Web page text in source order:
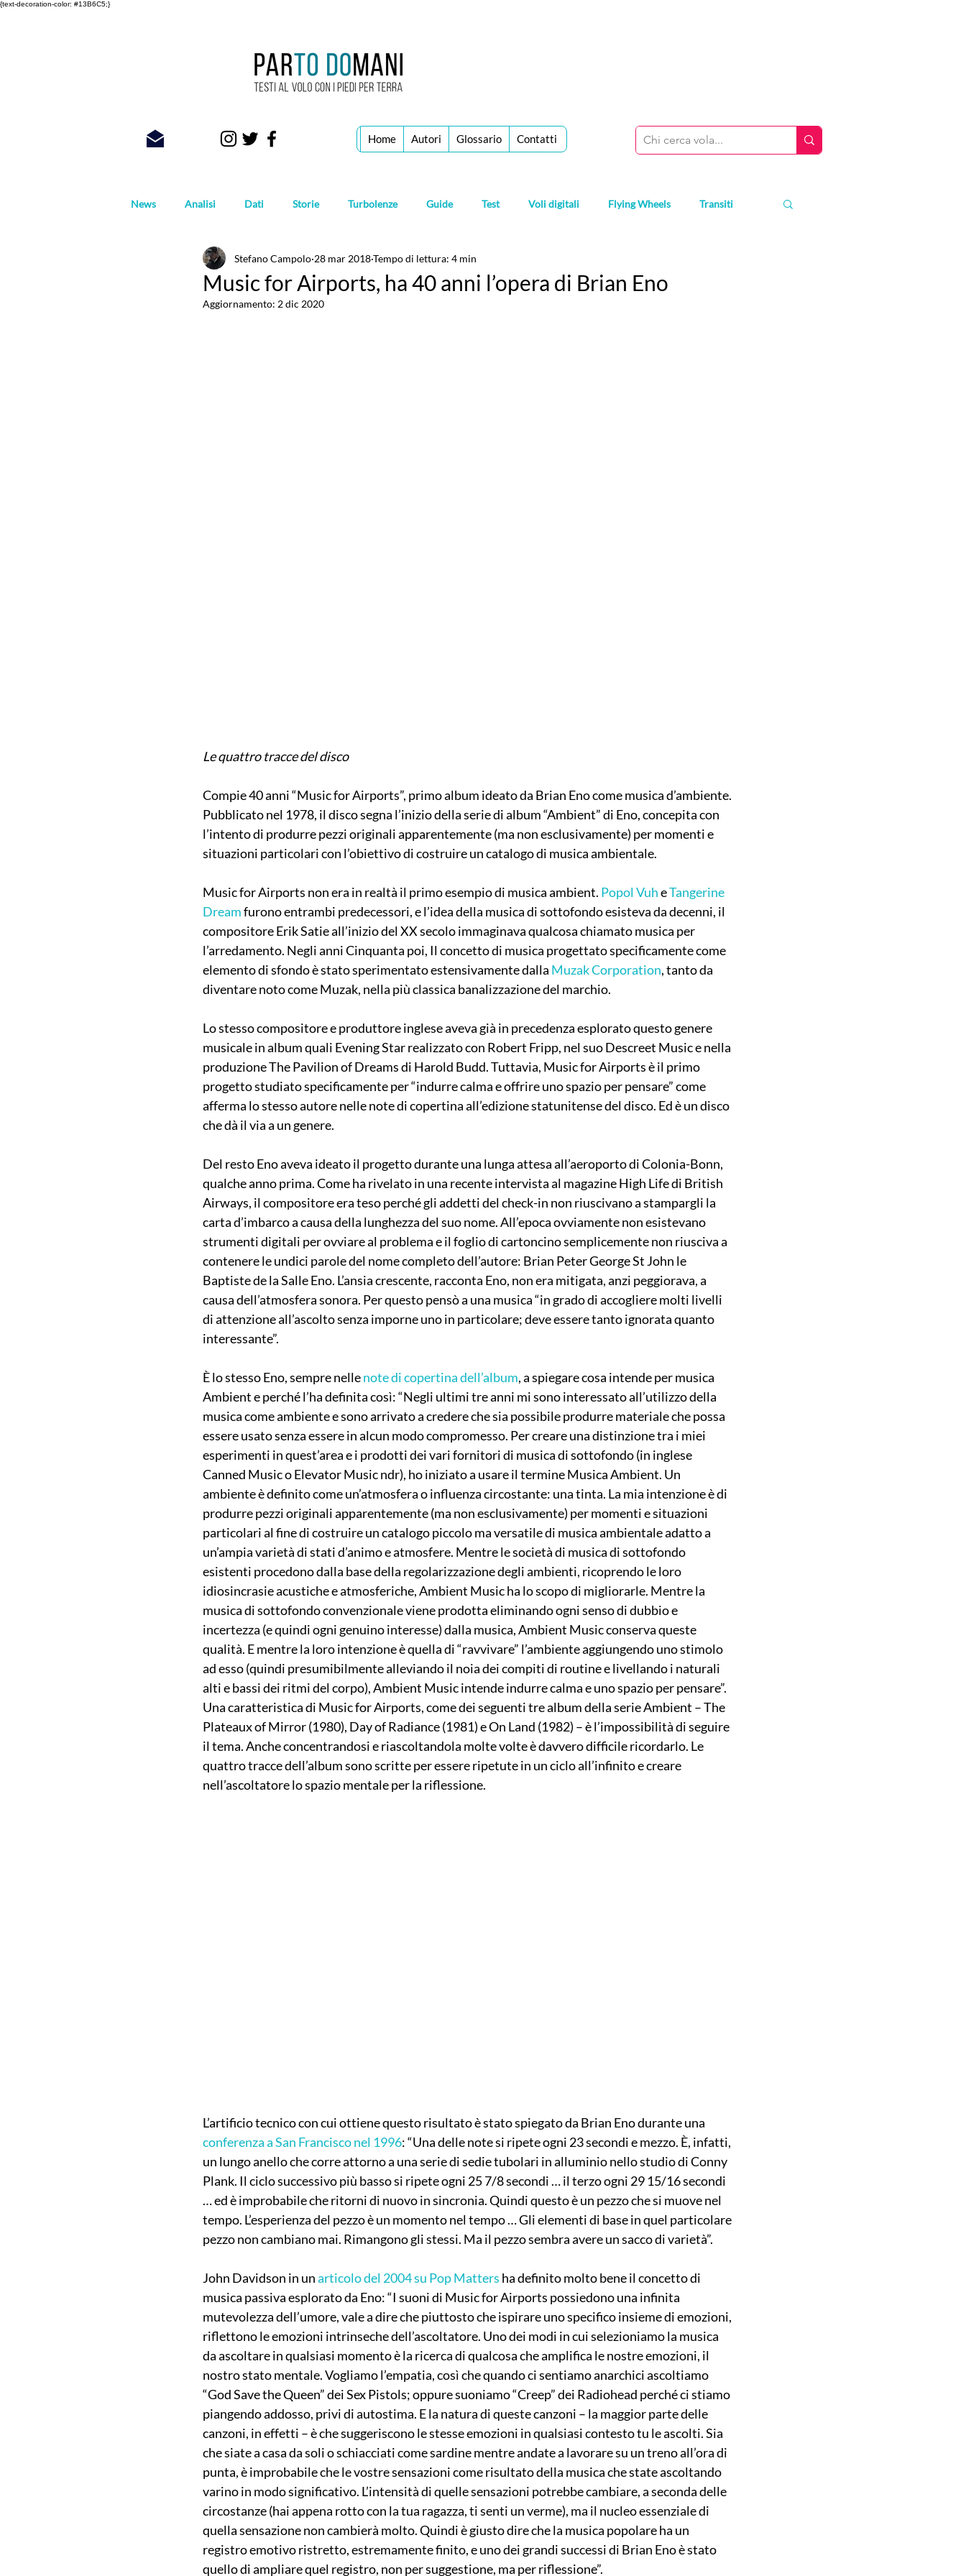
{text-decoration-color: #13B6C5;}
Home Autori Glossario Contatti
News Analisi Dati Storie Turbolenze Guide Test Voli digitali Flying Wheels Transiti
Music for Airports, ha 40 anni l’opera di Brian Eno
Stefano Campolo 28 mar 2018Tempo di lettura: 4 min
Aggiornamento: 2 dic 2020
Le quattro tracce del disco
Compie 40 anni “Music for Airports”, primo album ideato da Brian Eno come musica d’ambiente.
Pubblicato nel 1978, il disco segna l’inizio della serie di album “Ambient” di Eno, concepita con
l’intento di produrre pezzi originali apparentemente (ma non esclusivamente) per momenti e
situazioni particolari con l’obiettivo di costruire un catalogo di musica ambientale.
Music for Airports non era in realtà il primo esempio di musica ambient. Popol Vuh e Tangerine
Dream furono entrambi predecessori, e l’idea della musica di sottofondo esisteva da decenni, il
compositore Erik Satie all’inizio del XX secolo immaginava qualcosa chiamato musica per
l’arredamento. Negli anni Cinquanta poi, Il concetto di musica progettato specificamente come
elemento di sfondo è stato sperimentato estensivamente dalla Muzak Corporation, tanto da
diventare noto come Muzak, nella più classica banalizzazione del marchio.
Lo stesso compositore e produttore inglese aveva già in precedenza esplorato questo genere
musicale in album quali Evening Star realizzato con Robert Fripp, nel suo Descreet Music e nella
produzione The Pavilion of Dreams di Harold Budd. Tuttavia, Music for Airports è il primo
progetto studiato specificamente per “indurre calma e offrire uno spazio per pensare” come
afferma lo stesso autore nelle note di copertina all’edizione statunitense del disco. Ed è un disco
che dà il via a un genere.
Del resto Eno aveva ideato il progetto durante una lunga attesa all’aeroporto di Colonia-Bonn,
qualche anno prima. Come ha rivelato in una recente intervista al magazine High Life di British
Airways, il compositore era teso perché gli addetti del check-in non riuscivano a stampargli la
carta d’imbarco a causa della lunghezza del suo nome. All’epoca ovviamente non esistevano
strumenti digitali per ovviare al problema e il foglio di cartoncino semplicemente non riusciva a
contenere le undici parole del nome completo dell’autore: Brian Peter George St John le
Baptiste de la Salle Eno. L’ansia crescente, racconta Eno, non era mitigata, anzi peggiorava, a
causa dell’atmosfera sonora. Per questo pensò a una musica “in grado di accogliere molti livelli
di attenzione all’ascolto senza imporne uno in particolare; deve essere tanto ignorata quanto
interessante”.
È lo stesso Eno, sempre nelle note di copertina dell’album, a spiegare cosa intende per musica
Ambient e perché l’ha definita così: “Negli ultimi tre anni mi sono interessato all’utilizzo della
musica come ambiente e sono arrivato a credere che sia possibile produrre materiale che possa
essere usato senza essere in alcun modo compromesso. Per creare una distinzione tra i miei
esperimenti in quest’area e i prodotti dei vari fornitori di musica di sottofondo (in inglese
Canned Music o Elevator Music ndr), ho iniziato a usare il termine Musica Ambient. Un
ambiente è definito come un’atmosfera o influenza circostante: una tinta. La mia intenzione è di
produrre pezzi originali apparentemente (ma non esclusivamente) per momenti e situazioni
particolari al fine di costruire un catalogo piccolo ma versatile di musica ambientale adatto a
un’ampia varietà di stati d’animo e atmosfere. Mentre le società di musica di sottofondo
esistenti procedono dalla base della regolarizzazione degli ambienti, ricoprendo le loro
idiosincrasie acustiche e atmosferiche, Ambient Music ha lo scopo di migliorarle. Mentre la
musica di sottofondo convenzionale viene prodotta eliminando ogni senso di dubbio e
incertezza (e quindi ogni genuino interesse) dalla musica, Ambient Music conserva queste
qualità. E mentre la loro intenzione è quella di “ravvivare” l’ambiente aggiungendo uno stimolo
ad esso (quindi presumibilmente alleviando il noia dei compiti di routine e livellando i naturali
alti e bassi dei ritmi del corpo), Ambient Music intende indurre calma e uno spazio per pensare”.
Una caratteristica di Music for Airports, come dei seguenti tre album della serie Ambient – The
Plateaux of Mirror (1980), Day of Radiance (1981) e On Land (1982) – è l’impossibilità di seguire
il tema. Anche concentrandosi e riascoltandola molte volte è davvero difficile ricordarlo. Le
quattro tracce dell’album sono scritte per essere ripetute in un ciclo all’infinito e creare
nell’ascoltatore lo spazio mentale per la riflessione.
L’artificio tecnico con cui ottiene questo risultato è stato spiegato da Brian Eno durante una
conferenza a San Francisco nel 1996: “Una delle note si ripete ogni 23 secondi e mezzo. È, infatti,
un lungo anello che corre attorno a una serie di sedie tubolari in alluminio nello studio di Conny
Plank. Il ciclo successivo più basso si ripete ogni 25 7/8 secondi … il terzo ogni 29 15/16 secondi
… ed è improbabile che ritorni di nuovo in sincronia. Quindi questo è un pezzo che si muove nel
tempo. L’esperienza del pezzo è un momento nel tempo … Gli elementi di base in quel particolare
pezzo non cambiano mai. Rimangono gli stessi. Ma il pezzo sembra avere un sacco di varietà”.
John Davidson in un articolo del 2004 su Pop Matters ha definito molto bene il concetto di
musica passiva esplorato da Eno: “I suoni di Music for Airports possiedono una infinita
mutevolezza dell’umore, vale a dire che piuttosto che ispirare uno specifico insieme di emozioni,
riflettono le emozioni intrinseche dell’ascoltatore. Uno dei modi in cui selezioniamo la musica
da ascoltare in qualsiasi momento è la ricerca di qualcosa che amplifica le nostre emozioni, il
nostro stato mentale. Vogliamo l’empatia, così che quando ci sentiamo anarchici ascoltiamo
“God Save the Queen” dei Sex Pistols; oppure suoniamo “Creep” dei Radiohead perché ci stiamo
piangendo addosso, privi di autostima. E la natura di queste canzoni – la maggior parte delle
canzoni, in effetti – è che suggeriscono le stesse emozioni in qualsiasi contesto tu le ascolti. Sia
che siate a casa da soli o schiacciati come sardine mentre andate a lavorare su un treno all’ora di
punta, è improbabile che le vostre sensazioni come risultato della musica che state ascoltando
varino in modo significativo. L’intensità di quelle sensazioni potrebbe cambiare, a seconda delle
circostanze (hai appena rotto con la tua ragazza, ti senti un verme), ma il nucleo essenziale di
quella sensazione non cambierà molto. Quindi è giusto dire che la musica popolare ha un
registro emotivo ristretto, estremamente finito, e uno dei grandi successi di Brian Eno è stato
quello di ampliare quel registro, non per suggestione, ma per riflessione”.